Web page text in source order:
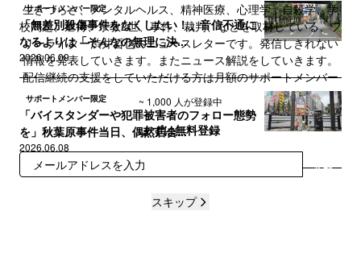
サポートメンバー限定
「無差別殺傷事件をなくしたい！」音信不通に
なるよりは「そんなの無理に決...
2026.06.09
サポートメンバー限定
「バイスタンダーや犯罪被害者のフォロー態勢
を」秋葉原事件当日、偶然居合...
2026.06.08
生きづらさ、メンタルヘルス、精神医療、心理学、自殺学、学
校問題、虐待、宗教2世、事件、裁判、などを取材している、フ
リーライター渋井哲也のニュースレターです。発信しきれない
情報を発表していきます。またニュース解説をしていきます。
配信継続の支援をしていただける方は月額のサポートメンバー
をご検討ください。
~ 1,000 人が登録中
まずは無料登録
登録
スキップ